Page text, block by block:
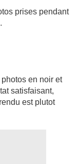
prises pendant
en noir et
satisfaisant,
est plutot